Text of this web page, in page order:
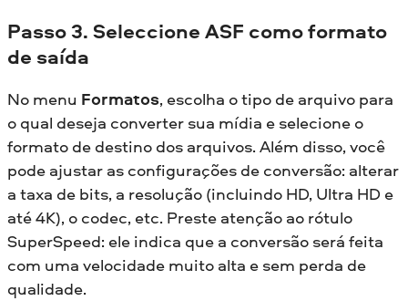
Passo 3. Seleccione ASF como formato
de saída
No menu Formatos, escolha o tipo de arquivo para
o qual deseja converter sua mídia e selecione o
formato de destino dos arquivos. Além disso, você
pode ajustar as configurações de conversão: alterar
a taxa de bits, a resolução (incluindo HD, Ultra HD e
até 4K), o codec, etc. Preste atenção ao rótulo
SuperSpeed: ele indica que a conversão será feita
com uma velocidade muito alta e sem perda de
qualidade.